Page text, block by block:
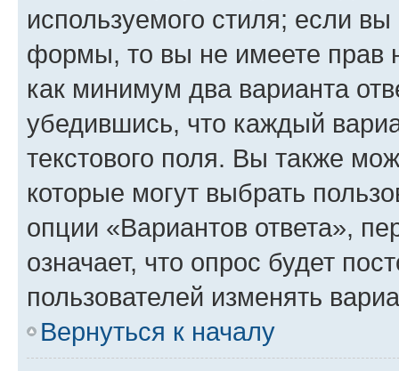
используемого стиля; если
формы, то вы не имеете прав
как минимум два варианта
убедившись, что каждый
текстового поля. Вы также
которые могут выбрать
опции «Вариантов ответа»,
означает, что опрос будет
пользователей изменять
Вернуться к началу